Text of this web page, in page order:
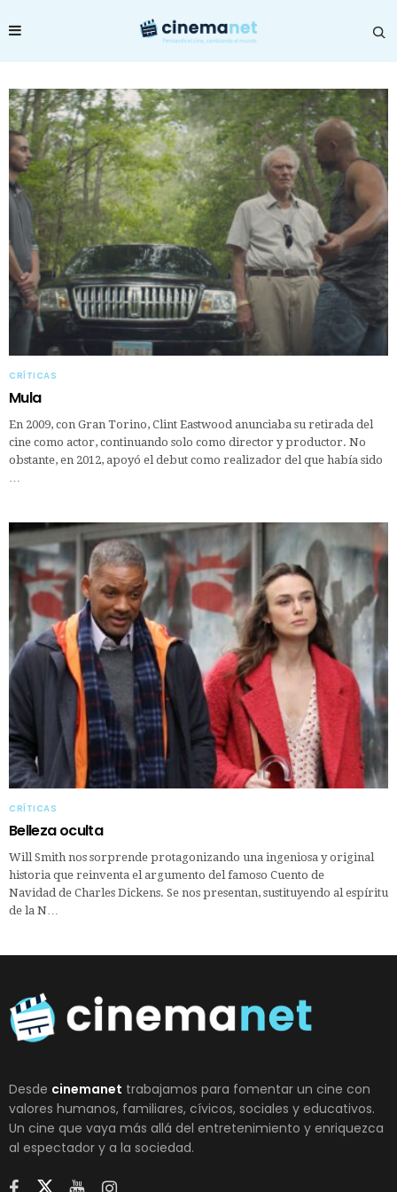
CRÍTICAS
Mula
En 2009, con Gran Torino, Clint Eastwood anunciaba su retirada del
cine como actor, continuando solo como director y productor. No
obstante, en 2012, apoyó el debut como realizador del que había sido
CRÍTICAS
Belleza oculta
Will Smith nos sorprende protagonizando una ingeniosa y original
historia que reinventa el argumento del famoso Cuento de
Navidad de Charles Dickens. Se nos presentan, sustituyendo al espíritu
de la N…
Desde cinemanet trabajamos para fomentar un cine con
valores humanos, familiares, cívicos, sociales y educativos.
Un cine que vaya más allá del entretenimiento y enriquezca
al espectador y a la sociedad.